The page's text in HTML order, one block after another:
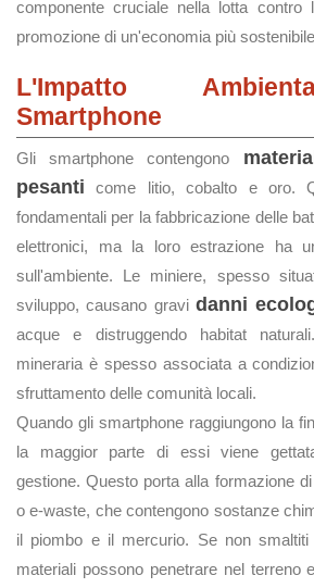
componente cruciale nella lotta contro
promozione di un'economia più
L'Impatto
Smartphone
Gli smartphone contengono
pesanti come litio, cobalto e oro.
fondamentali per la fabbricazione delle
elettronici, ma la loro estrazione ha
sull'ambiente. Le miniere, spesso
sviluppo, causano gravi danni
acque e distruggendo habitat
mineraria è spesso associata a
sfruttamento delle comunità locali.
Quando gli smartphone raggiungono la
la maggior parte di essi viene
gestione. Questo porta alla formazione di
o e-waste, che contengono sostanze
il piombo e il mercurio. Se non smaltiti
materiali possono penetrare nel terreno